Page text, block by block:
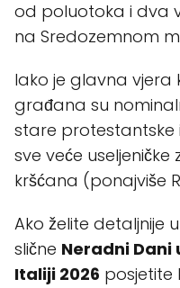
od poluotoka i dva
na Sredozemnom
Iako je glavna vjera
građana su
stare protestantske
sve veće
kršćana (ponajviše
Ako želite detaljnije
slične Neradni Dani
Italiji 2026 posjetite